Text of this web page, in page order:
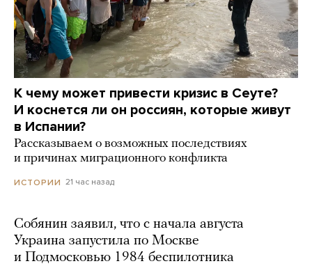
К чему может привести кризис в Сеуте?
И коснется ли он россиян, которые живут
в Испании?
Рассказываем о возможных последствиях
и причинах миграционного конфликта
ИСТОРИИ 21 час назад
Собянин заявил, что с начала августа
Украина запустила по Москве
и Подмосковью 1984 беспилотника